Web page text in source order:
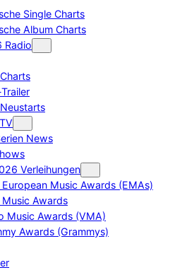
Single Charts
Album Charts
Radio
News
Verleihungen
Music Awards (EMAs)
Music Awards
Music Awards (VMA)
Awards (Grammys)